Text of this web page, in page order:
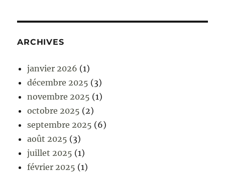
ARCHIVES
janvier 2026 (1)
décembre 2025 (3)
novembre 2025 (1)
octobre 2025 (2)
septembre 2025 (6)
août 2025 (3)
juillet 2025 (1)
février 2025 (1)